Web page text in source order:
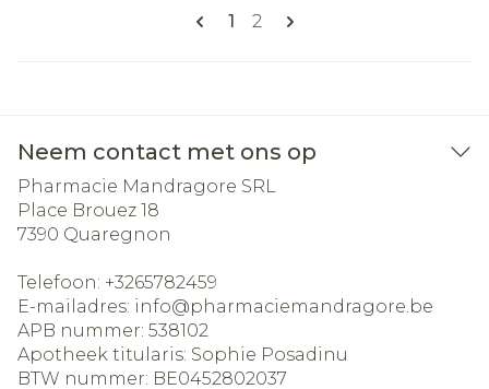
Pagina's
U lees momenteel pagina
1 Pagina
2
Neem contact met ons op
Pharmacie Mandragore SRL
Place Brouez 18
7390 Quaregnon
Telefoon: +3265782459
E-mailadres: info@pharmaciemandragore.be
APB nummer: 538102
Apotheek titularis: Sophie Posadinu
BTW nummer: BE0452802037